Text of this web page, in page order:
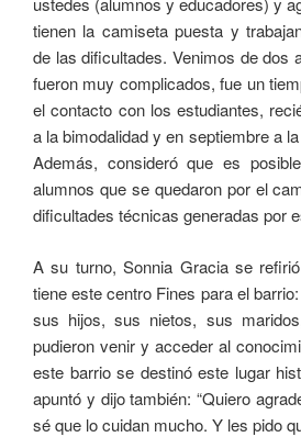
tienen la camiseta puesta y
de las dificultades. Venimos de dos
fueron muy complicados, fue un
el contacto con los estudiantes,
a la bimodalidad y en septiembre a
Además, consideró que es
alumnos que se quedaron por el
dificultades técnicas generadas por
A su turno, Sonnia Gracia se
tiene este centro Fines para el
sus hijos, sus nietos, sus
pudieron venir y acceder al
este barrio se destinó este lugar
apuntó y dijo también: “Quiero
sé que lo cuidan mucho. Y les pido